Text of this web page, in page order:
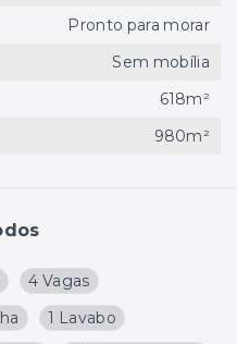
4 Vagas
1 Lavabo
Pronto para morar
Sem mobília
618m²
980m²